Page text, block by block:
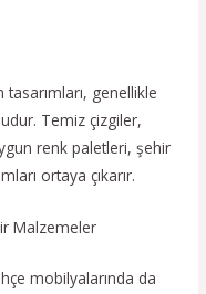
genellikle
Temiz çizgiler,
renk paletleri, şehir
ortaya çıkarır.
Malzemeler
mobilyalarında da